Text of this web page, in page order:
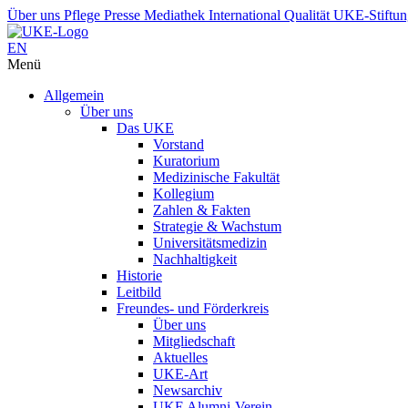
Über uns Pflege Presse Mediathek International Qualität UKE-
EN
Menü
Allgemein
Über uns
Das UKE
Vorstand
Kuratorium
Medizinische Fakultät
Kollegium
Zahlen & Fakten
Strategie & Wachstum
Universitätsmedizin
Nachhaltigkeit
Historie
Leitbild
Freundes- und Förderkreis
Über uns
Mitgliedschaft
Aktuelles
UKE-Art
Newsarchiv